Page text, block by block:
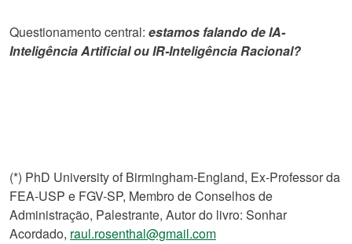
Questionamento central: estamos falando de IA-
Inteligência Artificial ou IR-Inteligência Racional?
(*) PhD University of Birmingham-England, Ex-Professor da
FEA-USP e FGV-SP, Membro de Conselhos de
Administração, Palestrante, Autor do livro: Sonhar
Acordado, raul.rosenthal@gmail.com